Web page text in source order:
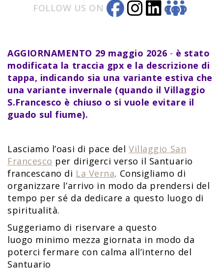
FOLLOW US ON
AGGIORNAMENTO 29 maggio 2026 - è stato
modificata la traccia gpx e la descrizione di
tappa, indicando sia una variante estiva che
una variante invernale (quando il Villaggio
S.Francesco è chiuso o si vuole evitare il
guado sul fiume).
Lasciamo l’oasi di pace delVillaggio San
Francesco per dirigerci verso il Santuario
francescano di La Verna. Consigliamo di
organizzare l’arrivo in modo da prendersi del
tempo per sé da dedicare a questo luogo di
spiritualità.
Suggeriamo di riservare a questo
luogo minimo mezza giornata in modo da
poterci fermare con calma all’interno del
Santuario